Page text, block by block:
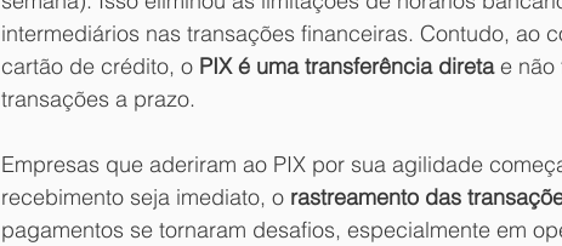
intermediários nas transações financeiras. Contudo, ao
cartão de crédito, o PIX é uma transferência direta e não
transações a prazo.
Empresas que aderiram ao PIX por sua agilidade
recebimento seja imediato, o rastreamento das
pagamentos se tornaram desafios, especialmente em